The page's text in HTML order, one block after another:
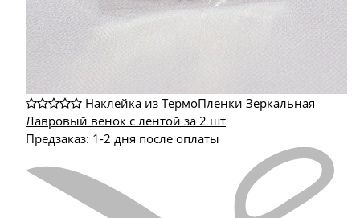
Наклейка из ТермоПленки Зеркальная
Лавровый венок с лентой за 2 шт
Предзаказ: 1-2 дня после оплаты